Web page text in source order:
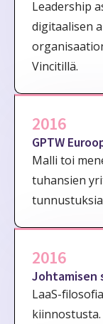
Leadership
digitaalisen
Vincitillä.
2016
GPTW
Malli toi
tuhansien
2016
Johtamisen
LaaS-